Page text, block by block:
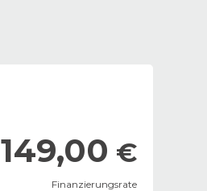
149,00 €
Finanzierungsrate